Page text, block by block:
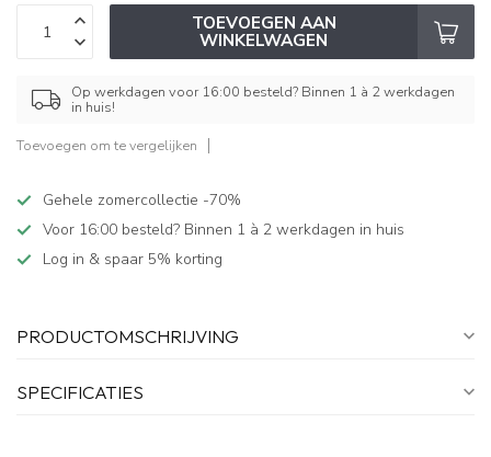
TOEVOEGEN AAN
WINKELWAGEN
Op werkdagen voor 16:00 besteld? Binnen 1 à 2 werkdagen
in huis!
Toevoegen om te vergelijken
Gehele zomercollectie -70%
Voor 16:00 besteld? Binnen 1 à 2 werkdagen in huis
Log in & spaar 5% korting
PRODUCTOMSCHRIJVING
SPECIFICATIES